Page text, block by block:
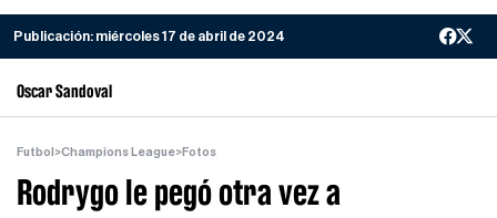
Publicación: miércoles 17 de abril de 2024
Oscar Sandoval
Futbol >Champions League>Fotos
Rodrygo le pegó otra vez a